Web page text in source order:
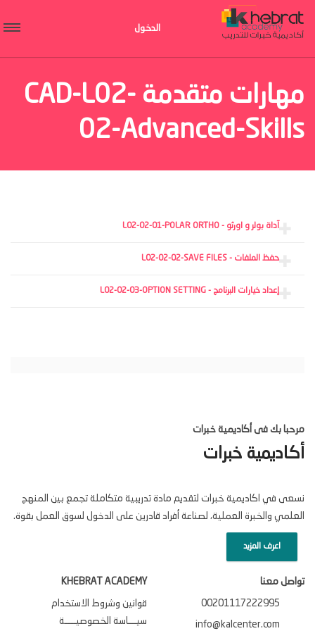
الدخول
مهارات متقدمة CAD-L02-
02-Advanced-Skills
آداة بولر و اورثو - L02-02-01-POLAR ORTHO
حفظ الملفات - L02-02-02-SAVE FILES
إعداد خيارات البرنامج - L02-02-03-OPTION SETTING
مرحبا بك فى أكاديمية خبرات
أكاديمية خبرات
نسعى في اكاديمية خبرات لتقديم مادة تدريبية متكاملة تجمع بين المنهج
العلمي والخبرة العملية، لصناعة أفراد قادرين على الدخول لسوق العمل بقوة.
اعرف المزيد
تواصل معنا
00201117222995
info@kalcenter.com
KHEBRAT ACADEMY
قوانين وشروط الاستخدام
سيـــاسة الخصوصيــــة